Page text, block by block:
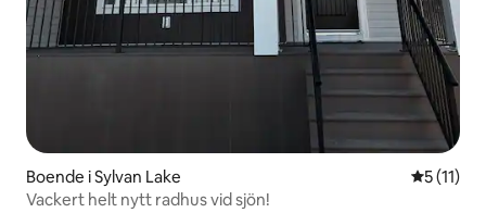
Boende i Sylvan Lake 5 av 5 i
5 (11)
Vackert helt nytt radhus vid sjön!